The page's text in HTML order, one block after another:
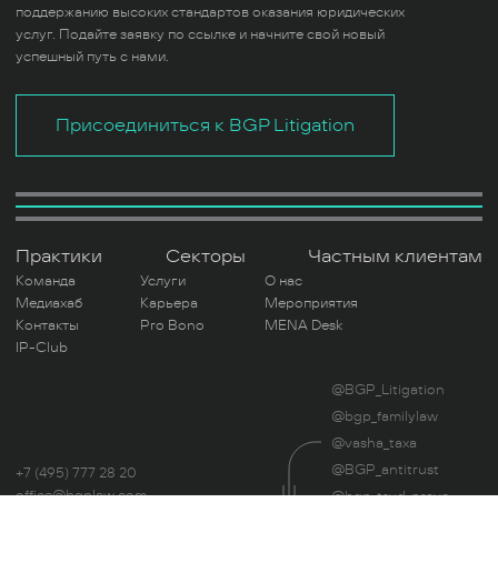
поддержанию высоких стандартов оказания юридических
услуг. Подайте заявку по ссылке и начните свой новый
успешный путь с нами.
Присоединиться к BGP Litigation
Практики Секторы Частным клиентам
Команда Услуги
О нас
Медиахаб
Карьера
Мероприятия
Контакты
Pro Bono
MENA Desk
IP-Club
+7 (495) 777 28 20
office@bgplaw.com
@BGP_Litigation
@bgp_familylaw
@vasha_taxa
@BGP_antitrust
@bgp_trud_pravo